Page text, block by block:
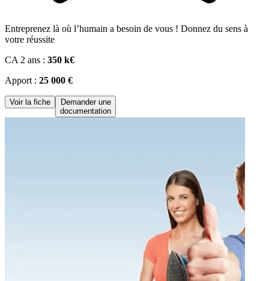
Entreprenez là où l’humain a besoin de vous ! Donnez du sens à
votre réussite
CA 2 ans : 350 k€
Apport : 25 000 €
Voir la fiche
Demander une
documentation